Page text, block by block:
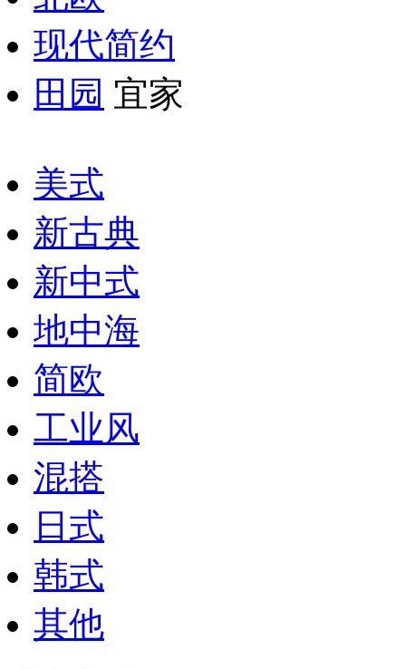
现代简约
田园 宜家
美式
新古典
新中式
地中海
简欧
工业风
混搭
日式
韩式
其他